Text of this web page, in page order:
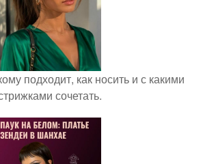
подходит, как носить и с какими
сочетать.